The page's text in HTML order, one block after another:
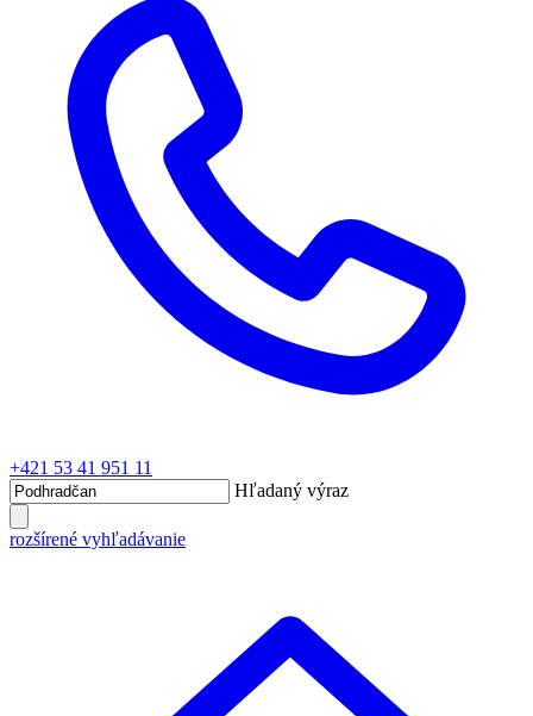
+421 53 41 951 11
Hľadaný výraz
rozšírené vyhľadávanie